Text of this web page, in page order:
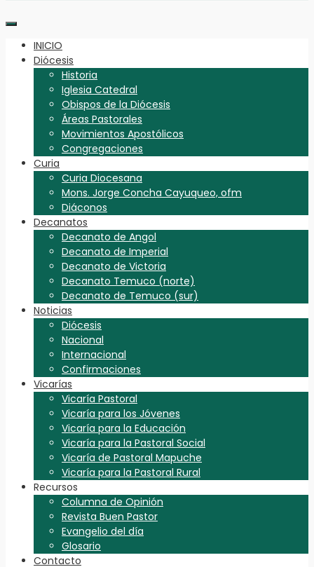
INICIO
Diócesis
Historia
Iglesia Catedral
Obispos de la Diócesis
Áreas Pastorales
Movimientos Apostólicos
Congregaciones
Curia
Curia Diocesana
Mons. Jorge Concha Cayuqueo, ofm
Diáconos
Decanatos
Decanato de Angol
Decanato de Imperial
Decanato de Victoria
Decanato Temuco (norte)
Decanato de Temuco (sur)
Noticias
Diócesis
Nacional
Internacional
Confirmaciones
Vicarías
Vicaría Pastoral
Vicaría para los Jóvenes
Vicaría para la Educación
Vicaría para la Pastoral Social
Vicaría de Pastoral Mapuche
Vicaría para la Pastoral Rural
Recursos
Columna de Opinión
Revista Buen Pastor
Evangelio del día
Glosario
Contacto